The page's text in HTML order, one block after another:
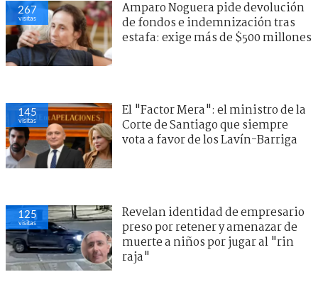
267
visitas
Amparo Noguera pide devolución
de fondos e indemnización tras
estafa: exige más de $500 millones
145
visitas
El "Factor Mera": el ministro de la
Corte de Santiago que siempre
vota a favor de los Lavín-Barriga
125
visitas
Revelan identidad de empresario
preso por retener y amenazar de
muerte a niños por jugar al "rin
raja"